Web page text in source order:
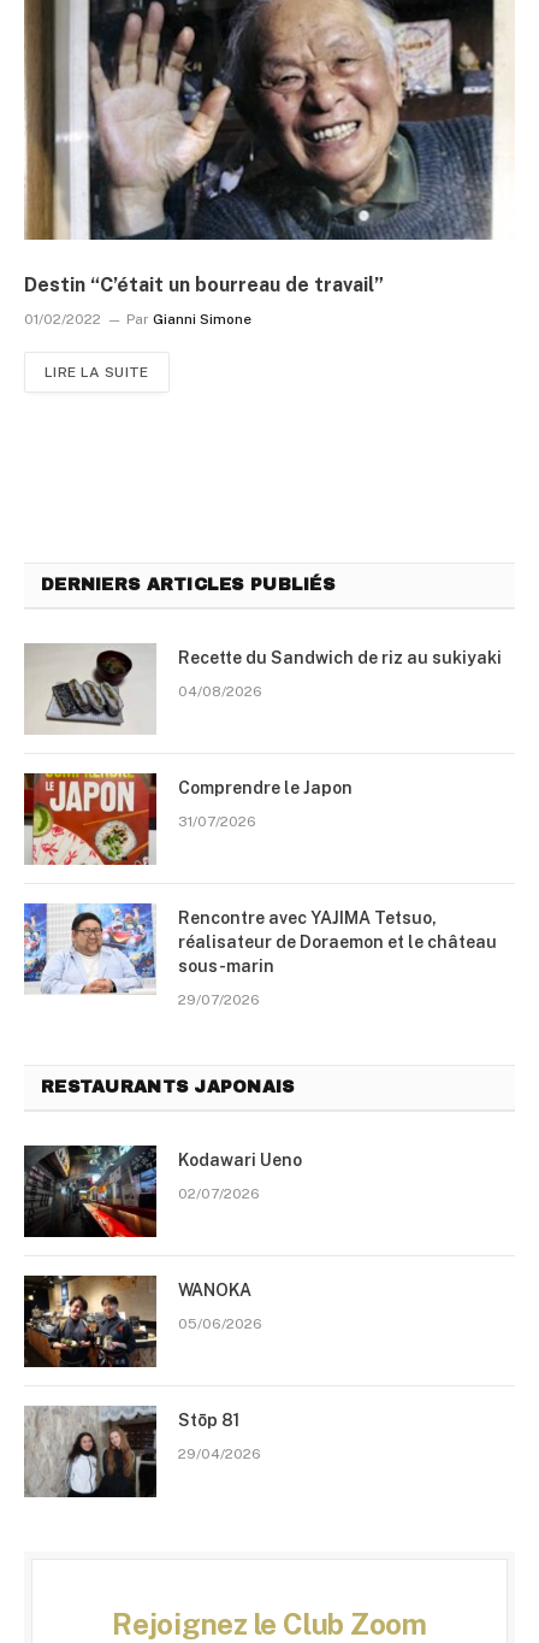
Destin “C’était un bourreau de travail”
01/02/2022 Par Gianni Simone
LIRE LA SUITE
DERNIERS ARTICLES PUBLIÉS
Recette du Sandwich de riz au sukiyaki
04/08/2026
Comprendre le Japon
31/07/2026
Rencontre avec YAJIMA Tetsuo,
réalisateur de Doraemon et le château
sous-marin
29/07/2026
RESTAURANTS JAPONAIS
Kodawari Ueno
02/07/2026
WANOKA
05/06/2026
Stōp 81
29/04/2026
Rejoignez le Club Zoom